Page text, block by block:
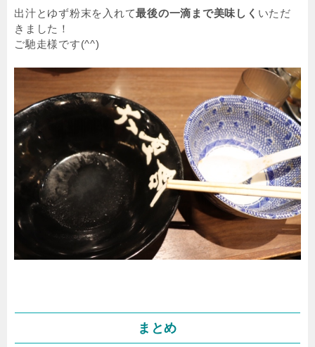
出汁とゆず粉末を入れて最後の一滴まで美味しく いただ
きました！
ご馳走様です(^^)
まとめ